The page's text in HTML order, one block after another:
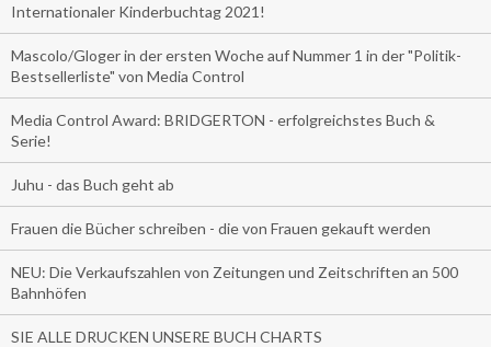
Internationaler Kinderbuchtag 2021!
Mascolo/Gloger in der ersten Woche auf Nummer 1 in der "Politik-
Bestsellerliste" von Media Control
Media Control Award: BRIDGERTON - erfolgreichstes Buch &
Serie!
Juhu - das Buch geht ab
Frauen die Bücher schreiben - die von Frauen gekauft werden
NEU: Die Verkaufszahlen von Zeitungen und Zeitschriften an 500
Bahnhöfen
SIE ALLE DRUCKEN UNSERE BUCH CHARTS